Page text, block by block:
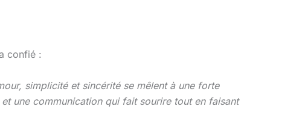
confié :
simplicité et sincérité se mêlent à une forte
une communication qui fait sourire tout en faisant